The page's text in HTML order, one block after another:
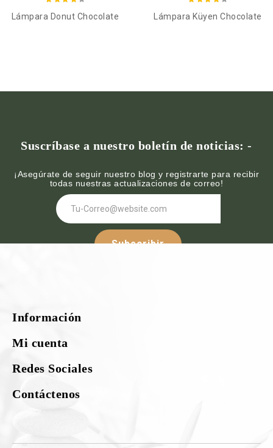
Lámpara Donut Chocolate Lámpara Küyen Chocolate
Suscríbase a nuestro boletín de noticias: -
¡Asegúrate de seguir nuestro blog y registrarte para recibir
todas nuestras actualizaciones de correo!
Subscribir
Información
Mi cuenta
Redes Sociales
Contáctenos